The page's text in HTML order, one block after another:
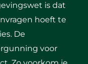
is dat
hoeft te
De
voor